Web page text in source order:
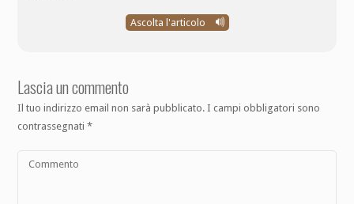
Ascolta l'articolo
Lascia un commento
Il tuo indirizzo email non sarà pubblicato. I campi obbligatori sono
contrassegnati*